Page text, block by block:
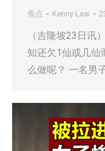
焦点 Kenny Law
（吉隆坡23日讯
知还欠1仙或几仙
么做呢？ 一名男